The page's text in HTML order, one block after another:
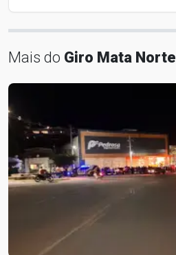
Mais do Giro Mata Norte